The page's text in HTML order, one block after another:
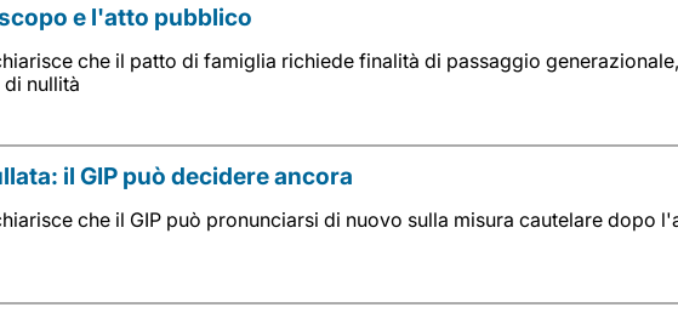
e l'atto pubblico
che il patto di famiglia richiede finalità di passaggio
nullità
il GIP può decidere ancora
che il GIP può pronunciarsi di nuovo sulla misura cautelare dopo